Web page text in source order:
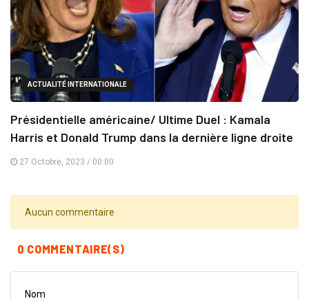
ACTUALITÉ INTERNATIONALE
Présidentielle américaine/ Ultime Duel : Kamala
Harris et Donald Trump dans la dernière ligne droite
27 Octobre, 2023 / 00:00
Aucun commentaire
0 COMMENTAIRE(S)
Nom